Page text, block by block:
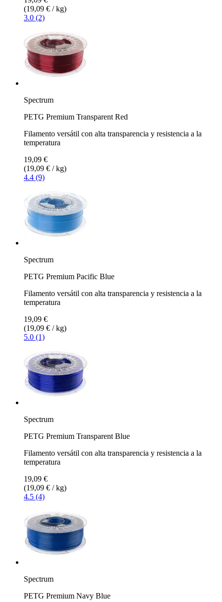
(19,09 € / kg)
3.0 (2)
Spectrum
PETG Premium Transparent Red
Filamento versátil con alta transparencia y resistencia a la
temperatura
19,09 €
(19,09 € / kg)
4.4 (9)
Spectrum
PETG Premium Pacific Blue
Filamento versátil con alta transparencia y resistencia a la
temperatura
19,09 €
(19,09 € / kg)
5.0 (1)
Spectrum
PETG Premium Transparent Blue
Filamento versátil con alta transparencia y resistencia a la
temperatura
19,09 €
(19,09 € / kg)
4.5 (4)
Spectrum
PETG Premium Navy Blue